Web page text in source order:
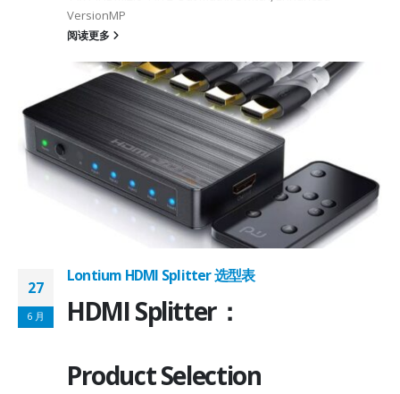
Cable30cm60cmUSB Cable3m4mPackageQFN12-
OTG 2.0 and BC 1.2USB 2.0, OTG 2.0 and BC 1.2Signal SupportHS,
VersionMP
阅读更多
27
6 月
Lontium HDMI Splitter 选型表
HDMI Splitter：
Product Selection